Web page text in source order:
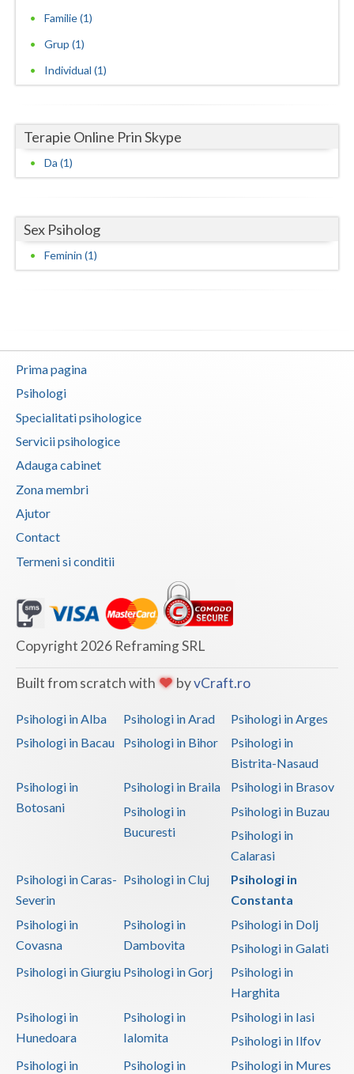
Neamt
Olt
Salaj
Satu-Mare
Suceava
Teleorman
Valcea
Vaslui
Vrancea
Familie (1)
Grup (1)
Individual (1)
Terapie Online Prin Skype
Da (1)
Sex Psiholog
Feminin (1)
Prima pagina
Psihologi
Specialitati psihologice
Servicii psihologice
Adauga cabinet
Zona membri
Ajutor
Contact
Termeni si conditii
Copyright 2026 Reframing SRL
Built from scratch with byvCraft.ro
Psihologi in Alba Psihologi in Arad
Psihologi in Arges
Psihologi in Bacau
Psihologi in Bihor
Psihologi in
Bistrita-Nasaud
Psihologi in
Botosani
Psihologi in Braila
Psihologi in Brasov
Psihologi in
Bucuresti
Psihologi in Buzau
Psihologi in
Calarasi
Psihologi in Caras-
Severin
Psihologi in Cluj
Psihologi in
Constanta
Psihologi in
Covasna
Psihologi in
Dambovita
Psihologi in Dolj
Psihologi in Galati
Psihologi in Giurgiu Psihologi in Gorj
Psihologi in
Harghita
Psihologi in
Hunedoara
Psihologi in
Ialomita
Psihologi in Iasi
Psihologi in Ilfov
Psihologi in
Psihologi in Psihologi in Mures